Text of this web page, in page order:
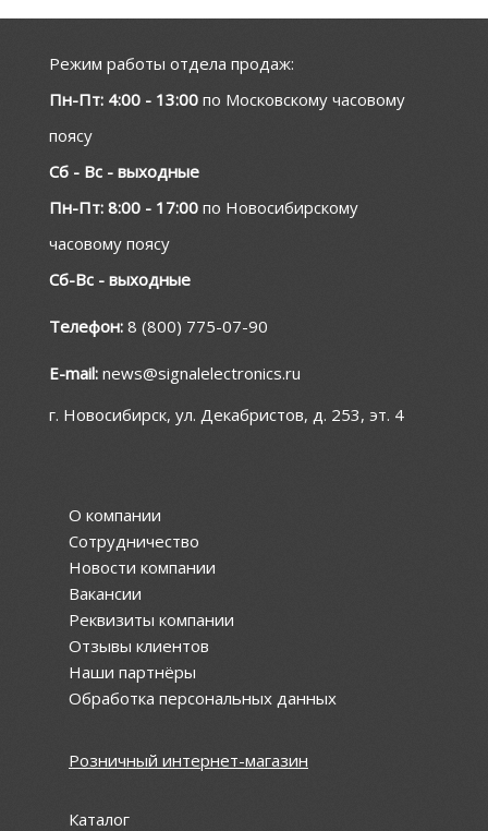
Режим работы отдела продаж:
Пн-Пт: 4:00 - 13:00 по Московскому часовому
поясу
Сб - Вс - выходные
Пн-Пт: 8:00 - 17:00 по Новосибирскому
часовому поясу
Сб-Вс - выходные
Телефон: 8 (800) 775-07-90
E-mail: news@signalelectronics.ru
г. Новосибирск, ул. Декабристов, д. 253, эт. 4
О компании
Сотрудничество
Новости компании
Вакансии
Реквизиты компании
Отзывы клиентов
Наши партнёры
Обработка персональных данных
Розничный интернет-магазин
Каталог